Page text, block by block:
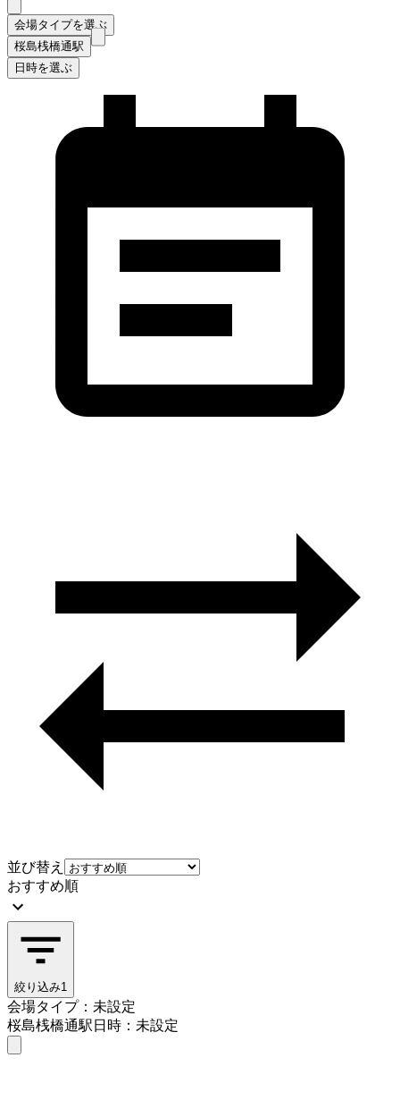
会場タイプを選ぶ
桜島桟橋通駅
日時を選ぶ
並び替え
おすすめ順
絞り込み1
会場タイプ：未設定
桜島桟橋通駅日時：未設定